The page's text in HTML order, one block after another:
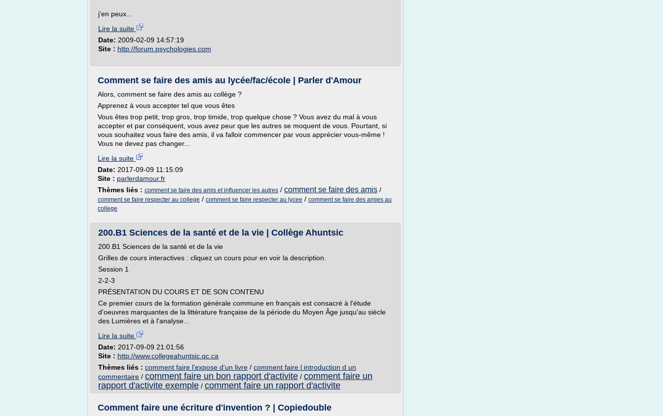
j'en peux...
Lire la suite
Date: 2009-02-09 14:57:19
Site : http://forum.psychologies.com
Comment se faire des amis au lycée/fac/école | Parler d'Amour
Alors, comment se faire des amis au collège ?
Apprenez à vous accepter tel que vous êtes
Vous êtes trop petit, trop gros, trop timide, trop quelque chose ? Vous avez du mal à vous
accepter et par conséquent, vous avez peur que les autres se moquent de vous. Pourtant, si
vous souhaitez vous faire des amis, il va falloir commencer par vous apprécier vous-même !
Vous ne devez pas changer...
Lire la suite
Date: 2017-09-09 11:15:09
Site : parlerdamour.fr
Thèmes liés : comment se faire des amis et influencer les autres / comment se faire des amis /
comment se faire respecter au college / comment se faire respecter au lycee / comment se faire des amies au
college
200.B1 Sciences de la santé et de la vie | Collège Ahuntsic
200.B1 Sciences de la santé et de la vie
Grilles de cours interactives : cliquez un cours pour en voir la description.
Session 1
2-2-3
PRÉSENTATION DU COURS ET DE SON CONTENU
Ce premier cours de la formation générale commune en français est consacré à l'étude
d'oeuvres marquantes de la littérature française de la période du Moyen Âge jusqu'au siècle
des Lumières et à l'analyse...
Lire la suite
Date: 2017-09-09 21:01:56
Site : http://www.collegeahuntsic.qc.ca
Thèmes liés : comment faire l'expose d'un livre / comment faire l introduction d un
commentaire / comment faire un bon rapport d'activite / comment faire un
rapport d'activite exemple / comment faire un rapport d'activite
Comment faire une écriture d'invention ? | Copiedouble